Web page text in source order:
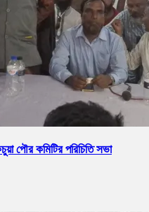
পৌর কমিটির পরিচিতি সভা